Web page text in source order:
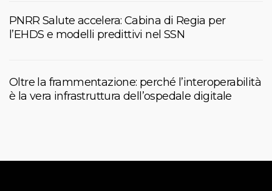
PNRR Salute accelera: Cabina di Regia per
l’EHDS e modelli predittivi nel SSN
Oltre la frammentazione: perché l’interoperabilità
è la vera infrastruttura dell’ospedale digitale